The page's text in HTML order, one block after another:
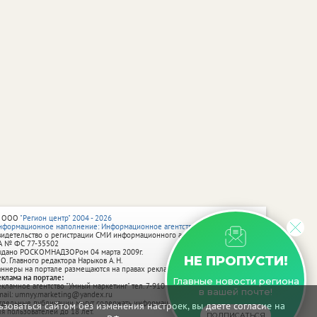
сайтом без изменения настроек, вы даете согласие на
НЕ ПРОПУСТИ!
Главные новости региона
в вашей почте!
"Регион центр" 2004 - 2026
наполнение: Информационное агентство vRossii.ru
о регистрации СМИ информационного агентства vRossii.ru
№ ФС 77‑35502
РОСКОМНАДЗОРом 04 марта 2009г.
Главного редактора Нарыков А. Н.
на портале размещаются на правах рекламы.
на портале:
агентство "Умный маркетинг" тел. 7-910-267-70-40,
umnyy.marketing@yandex.ru
публикации могут содержать информацию, не предназначенную
пользователей до 18 лет.